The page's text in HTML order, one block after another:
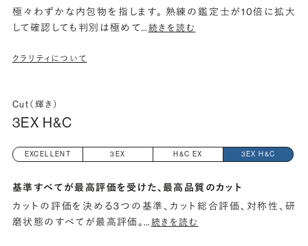
極々わずかな内包物を指します。 熟練の鑑定士が10倍に拡大
して確認しても判別は極めて… 続きを読む
クラリティについて
Cut（輝き）
3EX H&C
EXCELLENT 3EX H&C EX 3EX H&C
基準すべてが最高評価を受けた、最高品質のカット
カットの評価を決める3つの基準、カット総合評価、対称性、研
磨状態のすべてが最高評価。… 続きを読む